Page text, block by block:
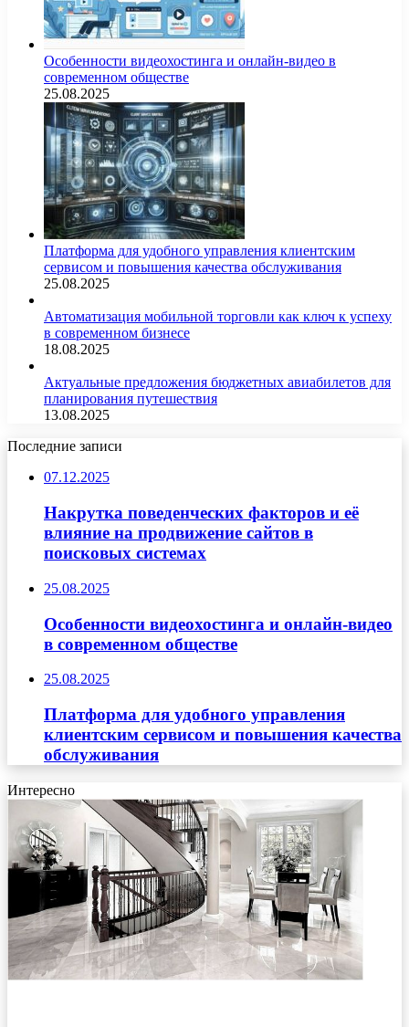
Особенности видеохостинга и онлайн-видео в
современном обществе
25.08.2025
Платформа для удобного управления клиентским
сервисом и повышения качества обслуживания
25.08.2025
Автоматизация мобильной торговли как ключ к успеху
в современном бизнесе
18.08.2025
Актуальные предложения бюджетных авиабилетов для
планирования путешествия
13.08.2025
Последние записи
07.12.2025
Накрутка поведенческих факторов и её
влияние на продвижение сайтов в
поисковых системах
25.08.2025
Особенности видеохостинга и онлайн-видео
в современном обществе
25.08.2025
Платформа для удобного управления
клиентским сервисом и повышения качества
обслуживания
Интересно